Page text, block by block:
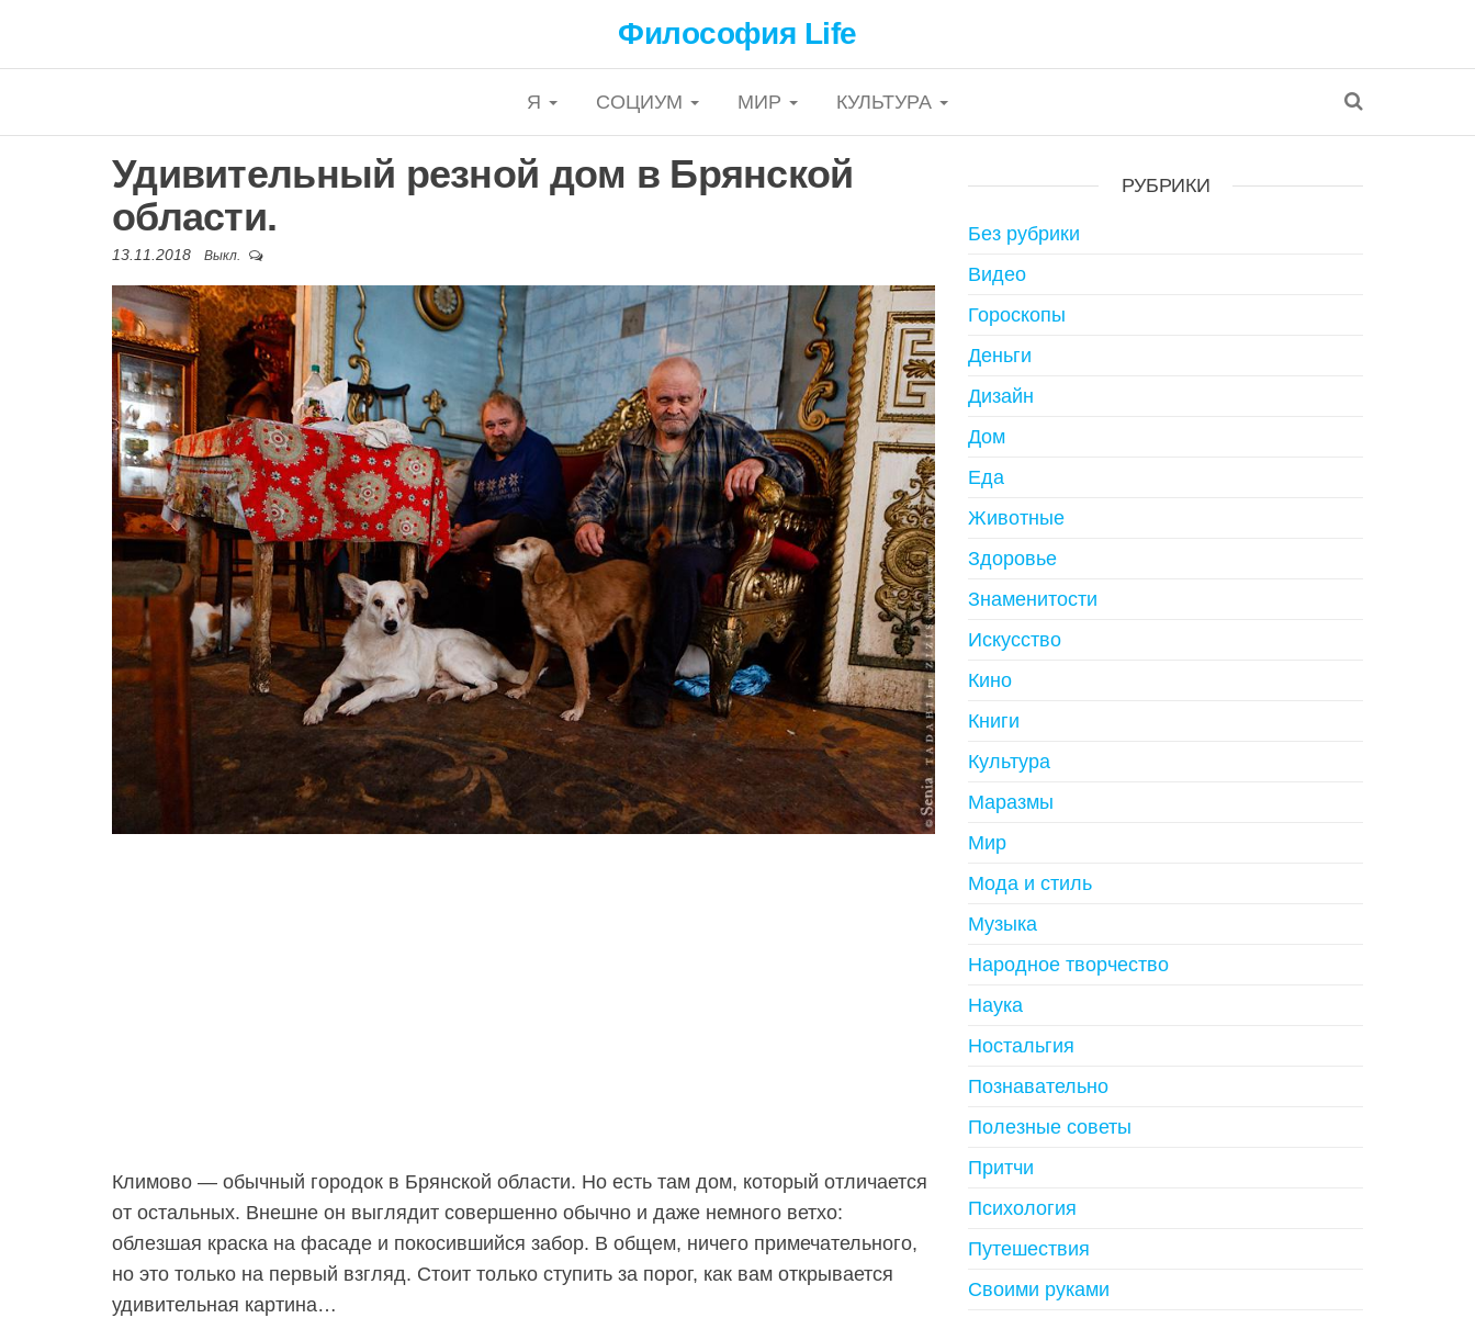
Философия Life
Я СОЦИУМ МИР КУЛЬТУРА
Удивительный резной дом в Брянской
области.
13.11.2018 Выкл.
Климово — обычный городок в Брянской области. Но есть там дом, который отличается
от остальных. Внешне он выглядит совершенно обычно и даже немного ветхо:
облезшая краска на фасаде и покосившийся забор. В общем, ничего примечательного,
но это только на первый взгляд. Стоит только ступить за порог, как вам открывается
удивительная картина…
РУБРИКИ
Без рубрики
Видео
Гороскопы
Деньги
Дизайн
Дом
Еда
Животные
Здоровье
Знаменитости
Искусство
Кино
Книги
Культура
Маразмы
Мир
Мода и стиль
Музыка
Народное творчество
Наука
Ностальгия
Познавательно
Полезные советы
Притчи
Психология
Путешествия
Своими руками